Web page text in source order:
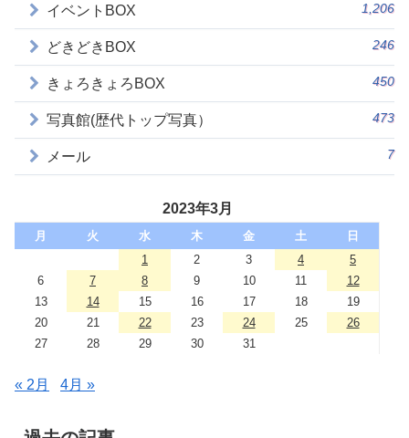
イベントBOX 1,206
どきどきBOX 246
きょろきょろBOX 450
写真館(歴代トップ写真） 473
メール 7
2023年3月
月 火 水 木 金 土
日
1
2 3 4
5
6
7 8 9 10 11
12
13
14 15 16 17 18
19
20
21 22 23 24 25
26
27
28 29 30 31
« 2月 4月 »